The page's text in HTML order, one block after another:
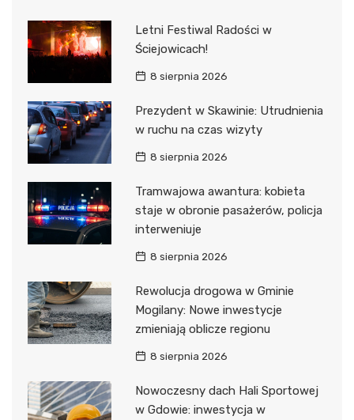
Letni Festiwal Radości w
Ściejowicach!
8 sierpnia 2026
Prezydent w Skawinie: Utrudnienia
w ruchu na czas wizyty
8 sierpnia 2026
Tramwajowa awantura: kobieta
staje w obronie pasażerów, policja
interweniuje
8 sierpnia 2026
Rewolucja drogowa w Gminie
Mogilany: Nowe inwestycje
zmieniają oblicze regionu
8 sierpnia 2026
Nowoczesny dach Hali Sportowej
w Gdowie: inwestycja w